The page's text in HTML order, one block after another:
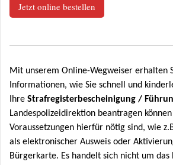
Jetzt online bestellen
Mit unserem Online-Wegweiser erhalten
Informationen, wie Sie schnell und
Ihre Strafregisterbescheinigung /
Landespolizeidirektion beantragen
Voraussetzungen hierfür nötig sind, wie
als elektronischer Ausweis oder
Bürgerkarte. Es handelt sich nicht um das